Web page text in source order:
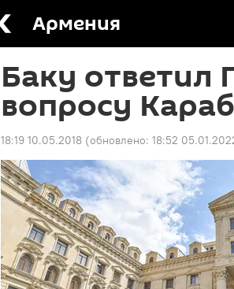
Армения
Баку ответил
вопросу
18:19 10.05.2018 (обновлено: 18:52